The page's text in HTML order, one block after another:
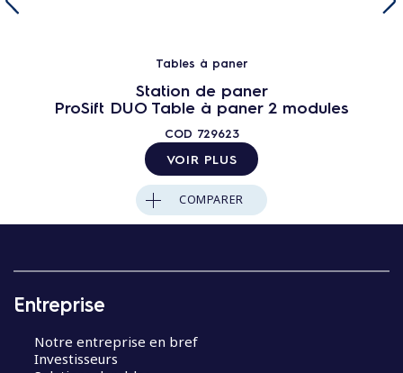
Tables à paner
Station de paner
ProSift DUO Table à paner 2 modules
COD 729623
VOIR PLUS
COMPARER
Entreprise
Notre entreprise en bref
Investisseurs